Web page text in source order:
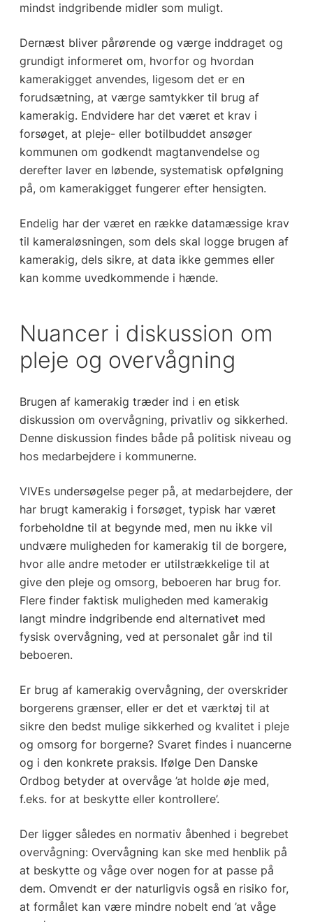
mindst indgribende midler som muligt.
Dernæst bliver pårørende og værge inddraget og
grundigt informeret om, hvorfor og hvordan
kamerakigget anvendes, ligesom det er en
forudsætning, at værge samtykker til brug af
kamerakig. Endvidere har det været et krav i
forsøget, at pleje- eller botilbuddet ansøger
kommunen om godkendt magtanvendelse og
derefter laver en løbende, systematisk opfølgning
på, om kamerakigget fungerer efter hensigten.
Endelig har der været en række datamæssige krav
til kameraløsningen, som dels skal logge brugen af
kamerakig, dels sikre, at data ikke gemmes eller
kan komme uvedkommende i hænde.
Nuancer i diskussion om
pleje og overvågning
Brugen af kamerakig træder ind i en etisk
diskussion om overvågning, privatliv og sikkerhed.
Denne diskussion findes både på politisk niveau og
hos medarbejdere i kommunerne.
VIVEs undersøgelse peger på, at medarbejdere, der
har brugt kamerakig i forsøget, typisk har været
forbeholdne til at begynde med, men nu ikke vil
undvære muligheden for kamerakig til de borgere,
hvor alle andre metoder er utilstrækkelige til at
give den pleje og omsorg, beboeren har brug for.
Flere finder faktisk muligheden med kamerakig
langt mindre indgribende end alternativet med
fysisk overvågning, ved at personalet går ind til
beboeren.
Er brug af kamerakig overvågning, der overskrider
borgerens grænser, eller er det et værktøj til at
sikre den bedst mulige sikkerhed og kvalitet i pleje
og omsorg for borgerne? Svaret findes i nuancerne
og i den konkrete praksis. Ifølge Den Danske
Ordbog betyder at overvåge ’at holde øje med,
f.eks. for at beskytte eller kontrollere’.
Der ligger således en normativ åbenhed i begrebet
overvågning: Overvågning kan ske med henblik på
at beskytte og våge over nogen for at passe på
dem. Omvendt er der naturligvis også en risiko for,
at formålet kan være mindre nobelt end ’at våge